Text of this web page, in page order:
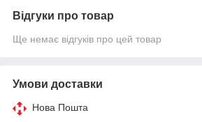
Відгуки про товар
Ще немає відгуків про цей товар
Умови доставки
Нова Пошта